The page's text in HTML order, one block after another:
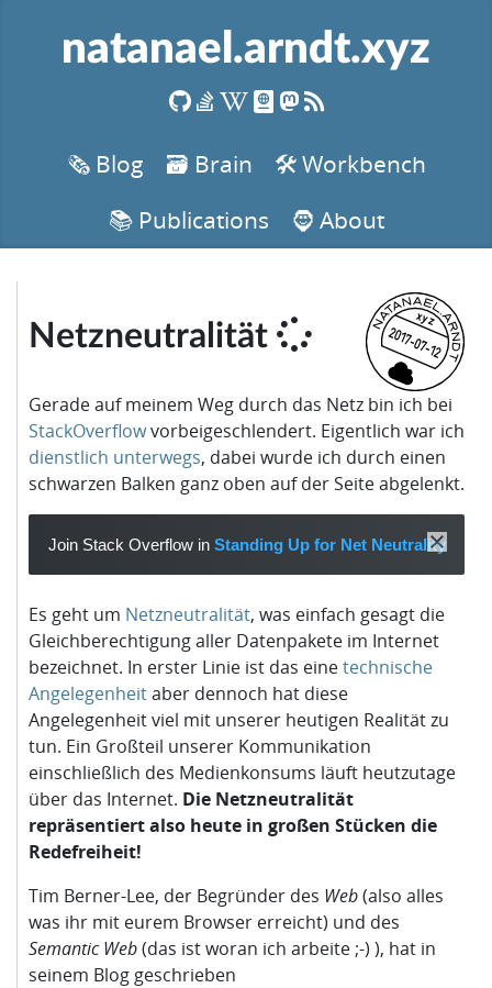
natanael.arndt.xyz
🗞️ Blog 🗃️ Brain
🛠️ Workbench
📚 Publications
🧔 About
Netzneutralität 2017-07-12
xyz
Gerade auf meinem Weg durch das Netz bin ich bei
StackOverflowvorbeigeschlendert. Eigentlich war ich
dienstlich unterwegs, dabei wurde ich durch einen
schwarzen Balken ganz oben auf der Seite abgelenkt.
Join Stack Overflow in Standing Up for Net Neutrality
Es geht um Netzneutralität, was einfach gesagt die
Gleichberechtigung aller Datenpakete im Internet
bezeichnet. In erster Linie ist das einetechnische
Angelegenheitaber dennoch hat diese
Angelegenheit viel mit unserer heutigen Realität zu
tun. Ein Großteil unserer Kommunikation
einschließlich des Medienkonsums läuft heutzutage
über das Internet. Die Netzneutralität
repräsentiert also heute in großen Stücken die
Redefreiheit!
Tim Berner-Lee, der Begründer des Web(also alles
was ihr mit eurem Browser erreicht) und des
Semantic Web(das ist woran ich arbeite ;-) ), hat in
seinem Blog geschrieben